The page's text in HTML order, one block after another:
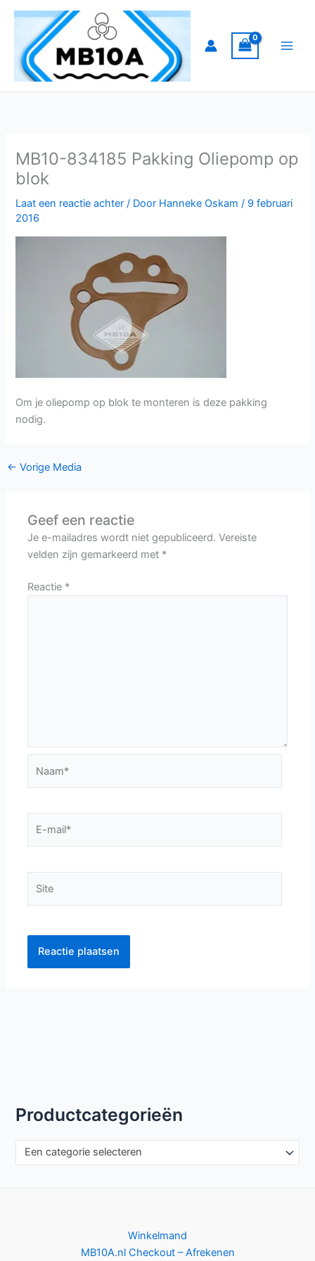
inhoud
MB10-834185 Pakking Oliepomp op
blok
Laat een reactie achter / Door Hanneke Oskam/ 9 februari
2016
Om je oliepomp op blok te monteren is deze pakking
nodig.
← Vorige Media
Geef een reactie
Je e-mailadres wordt niet gepubliceerd. Vereiste
velden zijn gemarkeerd met *
Reactie *
Productcategorieën
Een categorie selecteren
Winkelmand
MB10A.nl Checkout – Afrekenen